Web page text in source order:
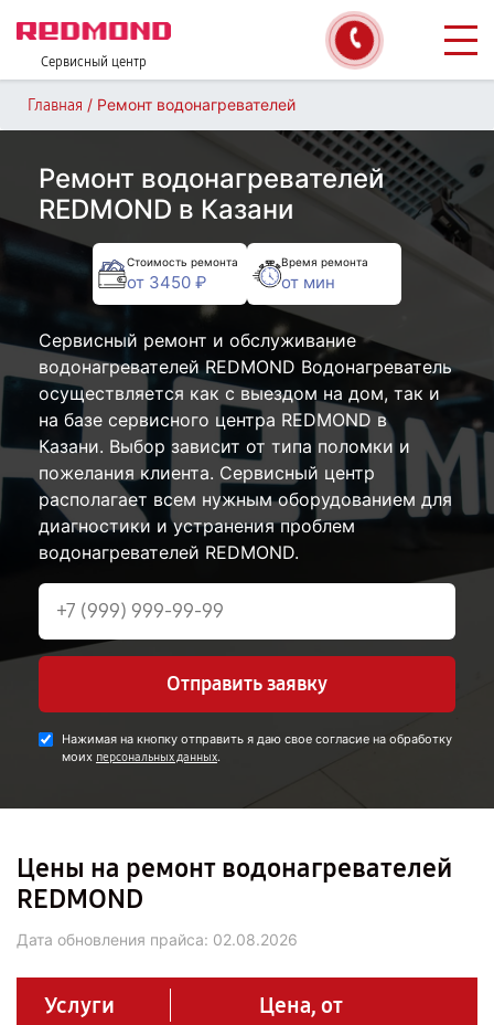
Сервисный центр
Главная / Ремонт водонагревателей
Ремонт водонагревателей
REDMOND в Казани
Стоимость ремонта
от 3450 ₽
Время ремонта
от мин
Сервисный ремонт и обслуживание
водонагревателей REDMOND Водонагреватель
осуществляется как с выездом на дом, так и
на базе сервисного центра REDMOND в
Казани. Выбор зависит от типа поломки и
пожелания клиента. Сервисный центр
располагает всем нужным оборудованием для
диагностики и устранения проблем
водонагревателей REDMOND.
Отправить заявку
Нажимая на кнопку отправить я даю свое согласие на обработку
моих персональных данных.
Цены на ремонт водонагревателей
REDMOND
Дата обновления прайса: 02.08.2026
Услуги Цена, от